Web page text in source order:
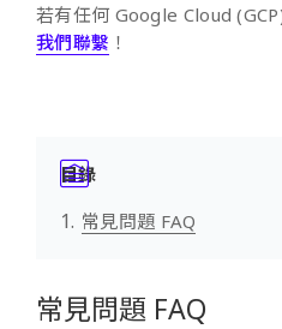
若有任何 Google Cloud
我們聯繫 ！
目錄
常見問題 FAQ
常見問題 FAQ